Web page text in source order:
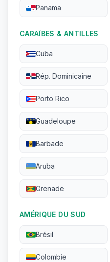
Panama
CARAÏBES & ANTILLES
Cuba
Rép. Dominicaine
Porto Rico
Guadeloupe
Barbade
Aruba
Grenade
AMÉRIQUE DU SUD
Brésil
Colombie